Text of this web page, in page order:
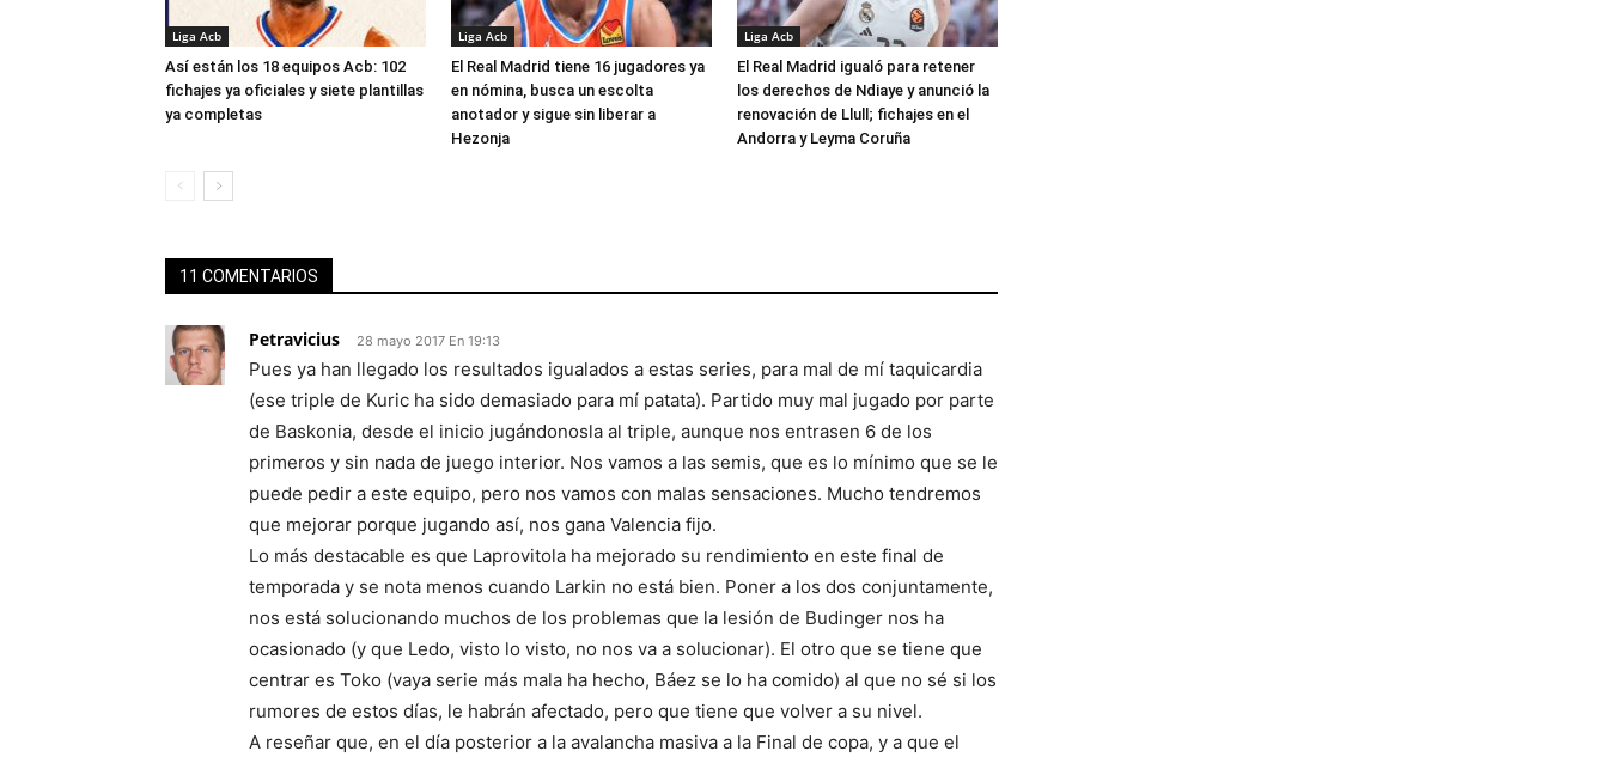
Liga Acb
Así están los 18 equipos Acb: 102
fichajes ya oficiales y siete plantillas
ya completas
Liga Acb
El Real Madrid tiene 16 jugadores ya
en nómina, busca un escolta
anotador y sigue sin liberar a
Hezonja
Liga Acb
El Real Madrid igualó para retener
los derechos de Ndiaye y anunció la
renovación de Llull; fichajes en el
Andorra y Leyma Coruña
11 COMENTARIOS
Petravicius 28 mayo 2017 En 19:13
Pues ya han llegado los resultados igualados a estas series, para mal de mí taquicardia
(ese triple de Kuric ha sido demasiado para mí patata). Partido muy mal jugado por parte
de Baskonia, desde el inicio jugándonosla al triple, aunque nos entrasen 6 de los
primeros y sin nada de juego interior. Nos vamos a las semis, que es lo mínimo que se le
puede pedir a este equipo, pero nos vamos con malas sensaciones. Mucho tendremos
que mejorar porque jugando así, nos gana Valencia fijo.
Lo más destacable es que Laprovitola ha mejorado su rendimiento en este final de
temporada y se nota menos cuando Larkin no está bien. Poner a los dos conjuntamente,
nos está solucionando muchos de los problemas que la lesión de Budinger nos ha
ocasionado (y que Ledo, visto lo visto, no nos va a solucionar). El otro que se tiene que
centrar es Toko (vaya serie más mala ha hecho, Báez se lo ha comido) al que no sé si los
rumores de estos días, le habrán afectado, pero que tiene que volver a su nivel.
A reseñar que, en el día posterior a la avalancha masiva a la Final de copa, y a que el